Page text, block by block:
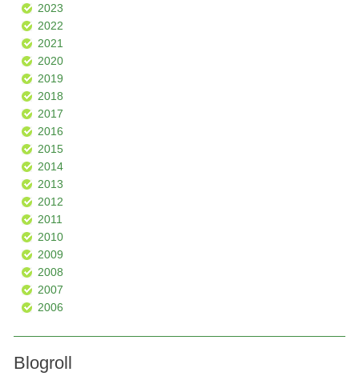
2023
2022
2021
2020
2019
2018
2017
2016
2015
2014
2013
2012
2011
2010
2009
2008
2007
2006
Blogroll